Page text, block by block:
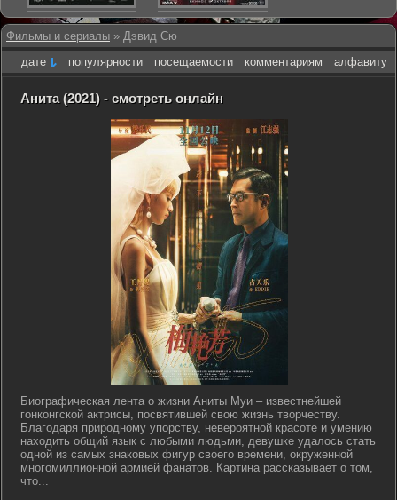
Фильмы и сериалы » Дэвид Сю
дате
популярности посещаемости комментариям алфавиту
Анита (2021) - смотреть онлайн
Биографическая лента о жизни Аниты Муи – известнейшей
гонконгской актрисы, посвятившей свою жизнь творчеству.
Благодаря природному упорству, невероятной красоте и умению
находить общий язык с любыми людьми, девушке удалось стать
одной из самых знаковых фигур своего времени, окруженной
многомиллионной армией фанатов. Картина рассказывает о том,
что...